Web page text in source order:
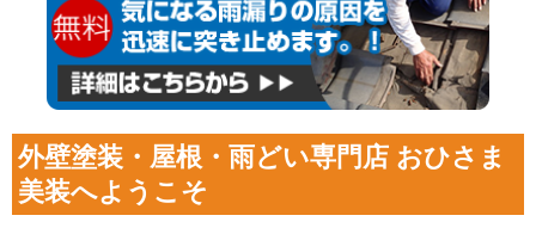
外壁塗装・屋根・雨どい専門店 おひさま
美装へようこそ